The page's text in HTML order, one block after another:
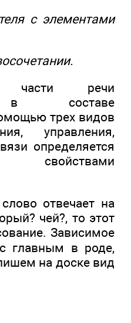
с элементами
части речи
в составе
трех видов
управления,
определяется
свойствами
отвечает на
чей?, то этот
Зависимое
с главным в роде,
на доске вид